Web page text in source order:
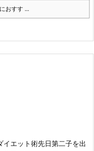
おすす ...
イエット術先日第二子を出